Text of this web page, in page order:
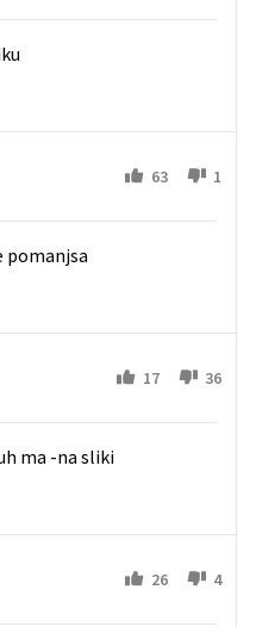
63 1
pomanjsa
17 36
ma -na sliki
26 4